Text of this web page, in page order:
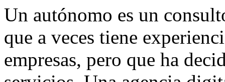
Un autónomo es un
que a veces tiene
empresas, pero que ha